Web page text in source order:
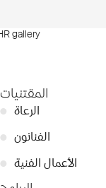
gallery
المقتنيات
● الرعاة
● الفنانون
● الأعمال الفنية